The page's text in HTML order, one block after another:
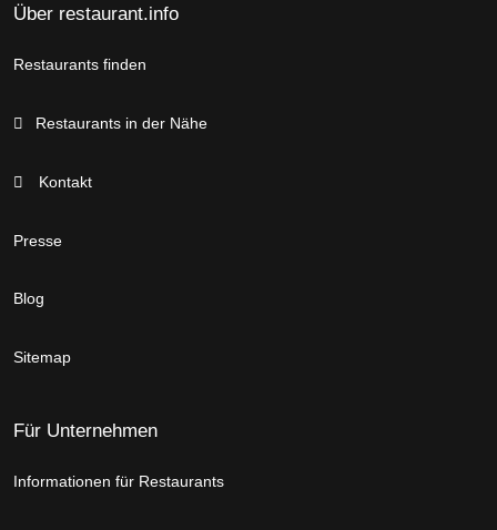
Über restaurant.info
Restaurants finden
Restaurants in der Nähe
Kontakt
Presse
Blog
Sitemap
Für Unternehmen
Informationen für Restaurants